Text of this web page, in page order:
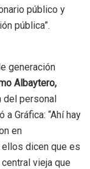
público y
pública”.
generación
Albaytero,
personal
Gráfica: “Ahí hay
en
dicen que es
vieja que